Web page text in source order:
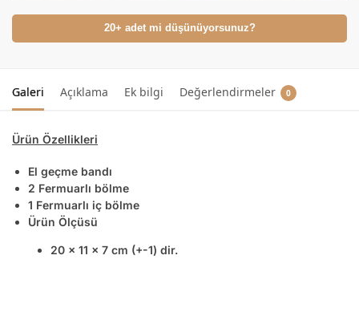
20+ adet mi düşünüyorsunuz?
Galeri Açıklama Ek bilgi Değerlendirmeler 0
Ürün Özellikleri
El geçme bandı
2 Fermuarlı bölme
1 Fermuarlı iç bölme
Ürün Ölçüsü
20 x 11 x 7 cm (+-1) dir.